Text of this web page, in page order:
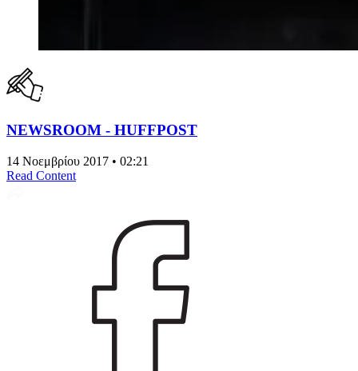
NEWSROOM - HUFFPOST
14 Νοεμβρίου 2017 • 02:21
Read Content